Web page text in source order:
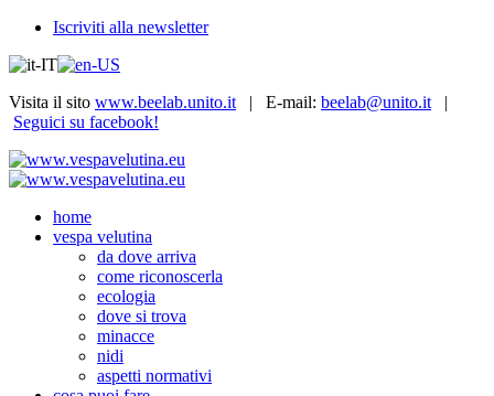
Iscriviti alla newsletter
Visita il sito www.beelab.unito.it | E-mail: beelab@unito.it |
Seguici su facebook!
home
vespa velutina
da dove arriva
come riconoscerla
ecologia
dove si trova
minacce
nidi
aspetti normativi